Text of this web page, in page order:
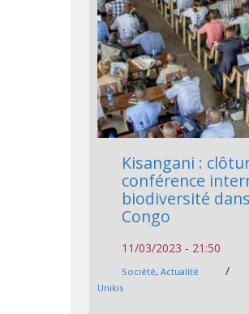
Kisangani :
conférence
biodiversité
Congo
11/03/2023 - 21:50
Société,Actualité /
Unikis